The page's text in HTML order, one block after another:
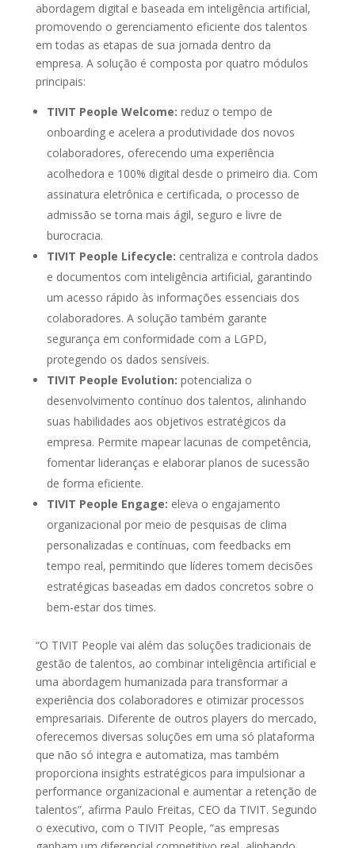
abordagem digital e baseada em inteligência artificial,
promovendo o gerenciamento eficiente dos talentos
em todas as etapas de sua jornada dentro da
empresa. A solução é composta por quatro módulos
principais:
TIVIT People Welcome: reduz o tempo de
onboarding e acelera a produtividade dos novos
colaboradores, oferecendo uma experiência
acolhedora e 100% digital desde o primeiro dia. Com
assinatura eletrônica e certificada, o processo de
admissão se torna mais ágil, seguro e livre de
burocracia.
TIVIT People Lifecycle: centraliza e controla dados
e documentos com inteligência artificial, garantindo
um acesso rápido às informações essenciais dos
colaboradores. A solução também garante
segurança em conformidade com a LGPD,
protegendo os dados sensíveis.
TIVIT People Evolution: potencializa o
desenvolvimento contínuo dos talentos, alinhando
suas habilidades aos objetivos estratégicos da
empresa. Permite mapear lacunas de competência,
fomentar lideranças e elaborar planos de sucessão
de forma eficiente.
TIVIT People Engage: eleva o engajamento
organizacional por meio de pesquisas de clima
personalizadas e contínuas, com feedbacks em
tempo real, permitindo que líderes tomem decisões
estratégicas baseadas em dados concretos sobre o
bem-estar dos times.
“O TIVIT People vai além das soluções tradicionais de
gestão de talentos, ao combinar inteligência artificial e
uma abordagem humanizada para transformar a
experiência dos colaboradores e otimizar processos
empresariais. Diferente de outros players do mercado,
oferecemos diversas soluções em uma só plataforma
que não só integra e automatiza, mas também
proporciona insights estratégicos para impulsionar a
performance organizacional e aumentar a retenção de
talentos”, afirma Paulo Freitas, CEO da TIVIT. Segundo
o executivo, com o TIVIT People, “as empresas